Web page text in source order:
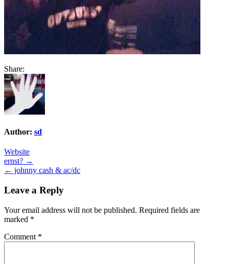
Share:
Author: sd
Website
Post
navigation
ernst? →
← johnny cash & ac/dc
Leave a Reply
Your email address will not be published. Required fields are
marked *
Comment *